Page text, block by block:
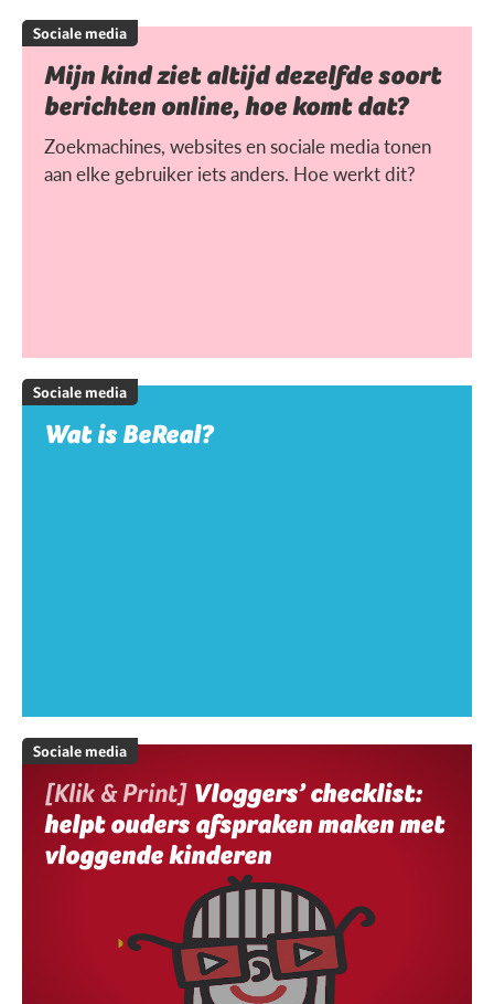
Sociale media
Mijn kind ziet altijd dezelfde soort
berichten online, hoe komt dat?
Zoekmachines, websites en sociale media tonen
aan elke gebruiker iets anders. Hoe werkt dit?
Sociale media
Wat is BeReal?
Sociale media
[Klik & Print] Vloggers’ checklist:
helpt ouders afspraken maken met
vloggende kinderen